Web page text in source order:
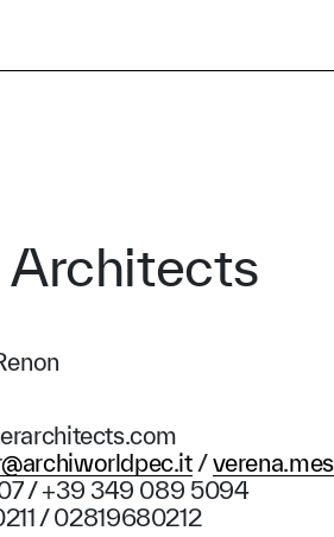
Architects
@archiworldpec.it/
/ +39 349 089 5094
/ 02819680212